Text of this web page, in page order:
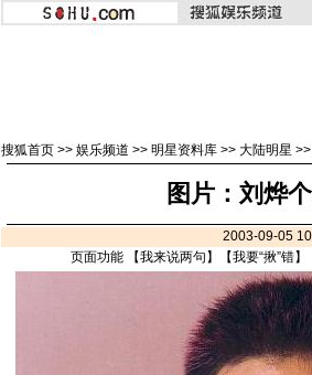
搜狐首页 >> 娱乐频道 >> 明星资料库 >> 大陆明星 >>
图片：刘烨
2003-09-05
页面功能 【我来说两句 】【我要“揪”错】